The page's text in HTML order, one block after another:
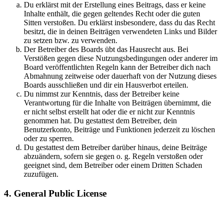
Du erklärst mit der Erstellung eines Beitrags, dass er keine
Inhalte enthält, die gegen geltendes Recht oder die guten
Sitten verstoßen. Du erklärst insbesondere, dass du das Recht
besitzt, die in deinen Beiträgen verwendeten Links und Bilder
zu setzen bzw. zu verwenden.
Der Betreiber des Boards übt das Hausrecht aus. Bei
Verstößen gegen diese Nutzungsbedingungen oder anderer im
Board veröffentlichten Regeln kann der Betreiber dich nach
Abmahnung zeitweise oder dauerhaft von der Nutzung dieses
Boards ausschließen und dir ein Hausverbot erteilen.
Du nimmst zur Kenntnis, dass der Betreiber keine
Verantwortung für die Inhalte von Beiträgen übernimmt, die
er nicht selbst erstellt hat oder die er nicht zur Kenntnis
genommen hat. Du gestattest dem Betreiber, dein
Benutzerkonto, Beiträge und Funktionen jederzeit zu löschen
oder zu sperren.
Du gestattest dem Betreiber darüber hinaus, deine Beiträge
abzuändern, sofern sie gegen o. g. Regeln verstoßen oder
geeignet sind, dem Betreiber oder einem Dritten Schaden
zuzufügen.
4. General Public License